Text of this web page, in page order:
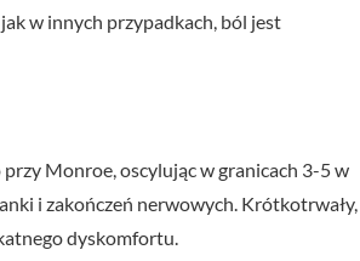
w innych przypadkach, ból jest
Monroe, oscylując w granicach 3-5 w
i zakończeń nerwowych. Krótkotrwały,
dyskomfortu.